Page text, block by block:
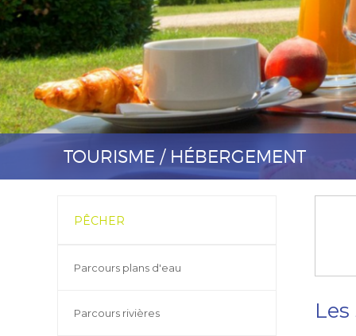
TOURISME / HÉBERGEMENT
PÊCHER
Parcours plans d'eau
Parcours rivières